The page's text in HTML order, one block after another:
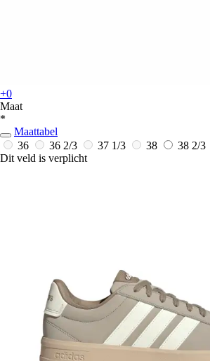
+0
Maat
*
Maattabel
36
36 2/3 37 1/3 38
38 2/3
Dit veld is verplicht